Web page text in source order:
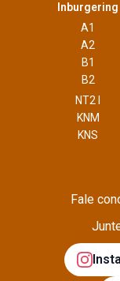
Inburgering
A1
A2
B1
B2
NT2 I
KNM
KNS
Fale